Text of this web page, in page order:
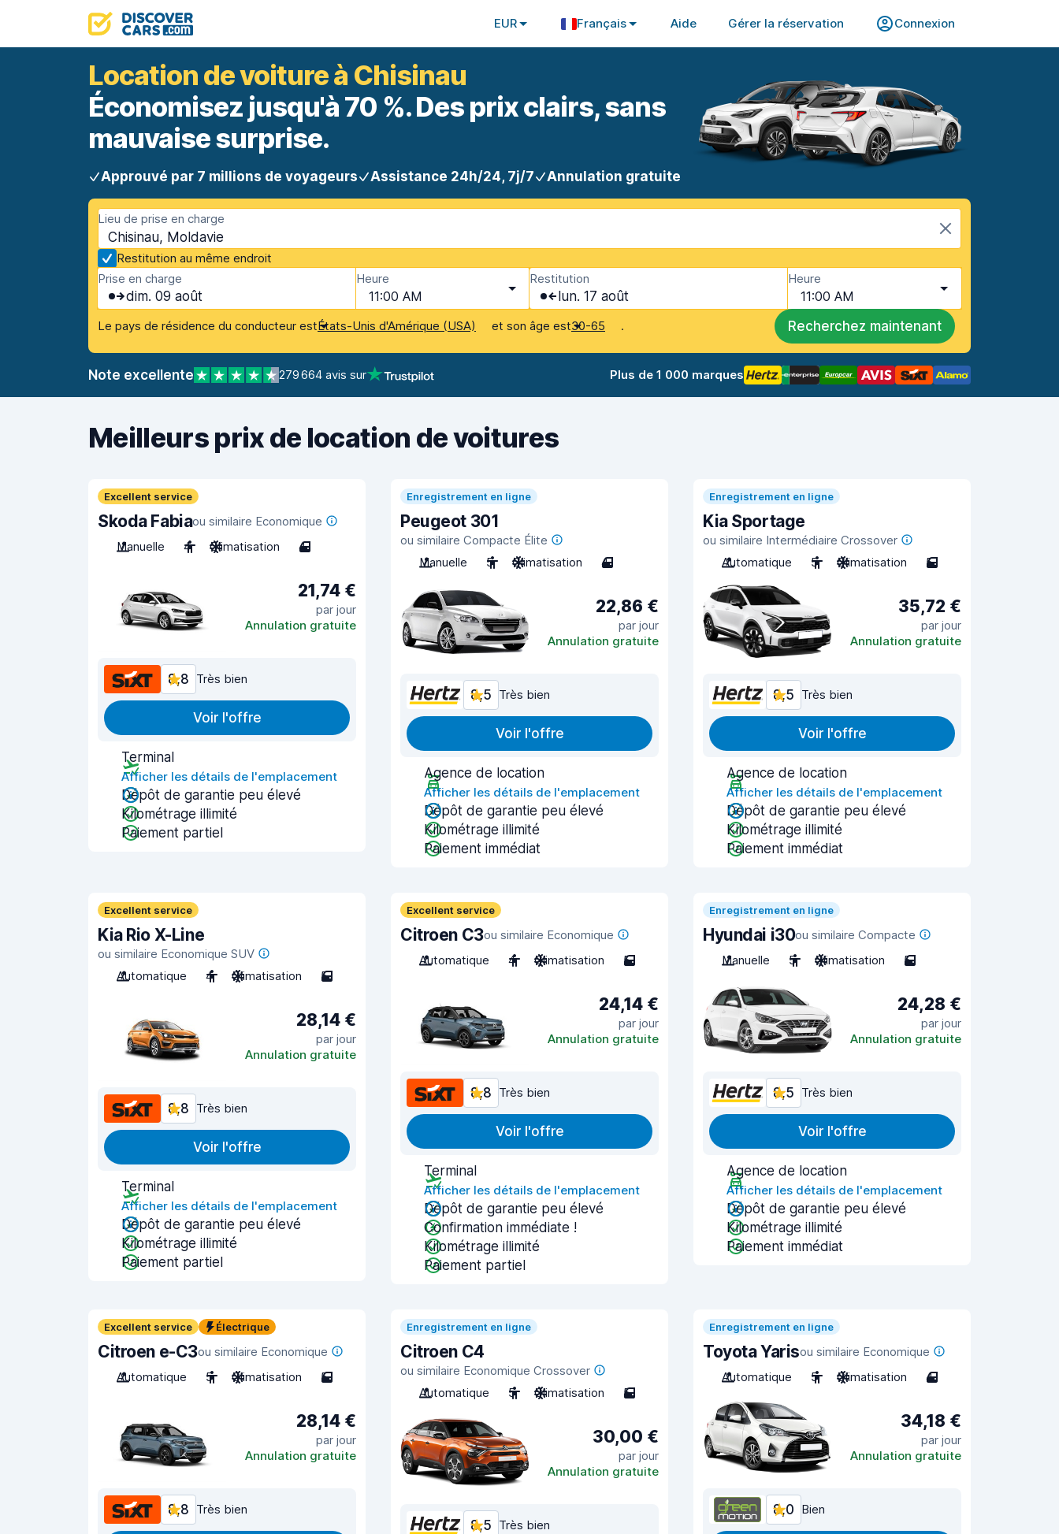
EUR Français Aide Gérer la réservation Connexion
Location de voiture à Chisinau
Économisez jusqu'à 70 %. Des prix clairs, sans
mauvaise surprise.
Approuvé par 7 millions de voyageurs Assistance 24h/24, 7j/7 Annulation gratuite
Lieu de prise en charge
Chisinau, Moldavie
Restitution au même endroit
Prise en charge
dim. 09 août
Heure
11:00 AM
Restitution
lun. 17 août
Heure
11:00 AM
Le pays de résidence du conducteur estÉtats-Unis d'Amérique (USA) et son âge est30-65 . Recherchez maintenant
Note excellente 279 664 avis sur Plus de 1 000 marques
Meilleurs prix de location de voitures
Excellent service
Skoda Fabiaou similaire Economique
Manuelle
4 Climatisation 4
21,74 €
par jour
Annulation gratuite
8,8 Très bien
Voir l'offre
Terminal
Afficher les détails de l'emplacement
Dépôt de garantie peu élevé
Kilométrage illimité
Paiement partiel
Enregistrement en ligne
Peugeot 301
ou similaire Compacte Élite
Manuelle
5 Climatisation 4
22,86 €
par jour
Annulation gratuite
8,5 Très bien
Voir l'offre
Agence de location
Afficher les détails de l'emplacement
Dépôt de garantie peu élevé
Kilométrage illimité
Paiement immédiat
Enregistrement en ligne
Kia Sportage
ou similaire Intermédiaire Crossover
Automatique
5 Climatisation 5
35,72 €
par jour
Annulation gratuite
8,5 Très bien
Voir l'offre
Agence de location
Afficher les détails de l'emplacement
Dépôt de garantie peu élevé
Kilométrage illimité
Paiement immédiat
Excellent service
Kia Rio X-Line
ou similaire Economique SUV
Automatique
4 Climatisation 5
28,14 €
par jour
Annulation gratuite
8,8 Très bien
Voir l'offre
Terminal
Afficher les détails de l'emplacement
Dépôt de garantie peu élevé
Kilométrage illimité
Paiement partiel
Excellent service
Citroen C3ou similaire Economique
Automatique
4 Climatisation 5
24,14 €
par jour
Annulation gratuite
8,8 Très bien
Voir l'offre
Terminal
Afficher les détails de l'emplacement
Dépôt de garantie peu élevé
Confirmation immédiate !
Kilométrage illimité
Paiement partiel
Enregistrement en ligne
Hyundai i30ou similaire Compacte
Manuelle
5 Climatisation 5
24,28 €
par jour
Annulation gratuite
8,5 Très bien
Voir l'offre
Agence de location
Afficher les détails de l'emplacement
Dépôt de garantie peu élevé
Kilométrage illimité
Paiement immédiat
Excellent service Électrique
Citroen e-C3ou similaire Economique
Automatique
5 Climatisation 5
28,14 €
par jour
Annulation gratuite
8,8 Très bien
Enregistrement en ligne
Citroen C4
ou similaire Economique Crossover
Automatique
5 Climatisation 5
30,00 €
par jour
Annulation gratuite
8,5 Très bien
Enregistrement en ligne
Toyota Yarisou similaire Economique
Automatique
5 Climatisation 4
34,18 €
par jour
Annulation gratuite
8,0 Bien